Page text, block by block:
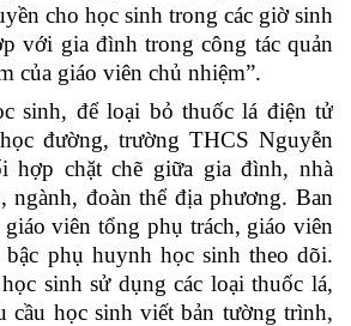
cho học sinh trong các giờ sinh
với gia đình trong công tác quản
của giáo viên chủ nhiệm”.
sinh, để loại bỏ thuốc lá điện tử
đường, trường THCS Nguyễn
hợp chặt chẽ giữa gia đình, nhà
ngành, đoàn thể địa phương. Ban
viên tổng phụ trách, giáo viên
bậc phụ huynh học sinh theo dõi.
sinh sử dụng các loại thuốc lá,
cầu học sinh viết bản tường trình,